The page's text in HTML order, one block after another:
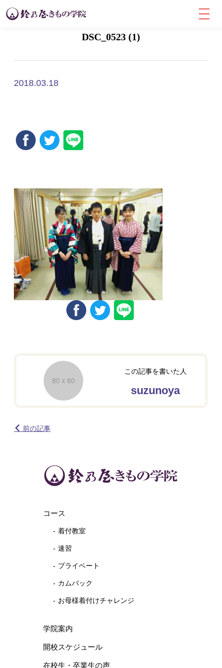
DSC_0523 (1)
2018.03.18
この記事を書いた人
suzunoya
前の記事
コース
着付教室
速習
プライベート
カムバック
お母様着付けチャレンジ
学院案内
開校スケジュール
在校生・卒業生の声